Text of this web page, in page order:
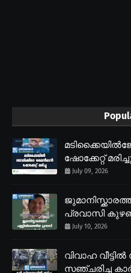
ഷോക്കേറ്റ്
July 09, 2026
പ്രവാസി
July 10, 2026
വിവാഹ
സഞ്ചരിച്ച